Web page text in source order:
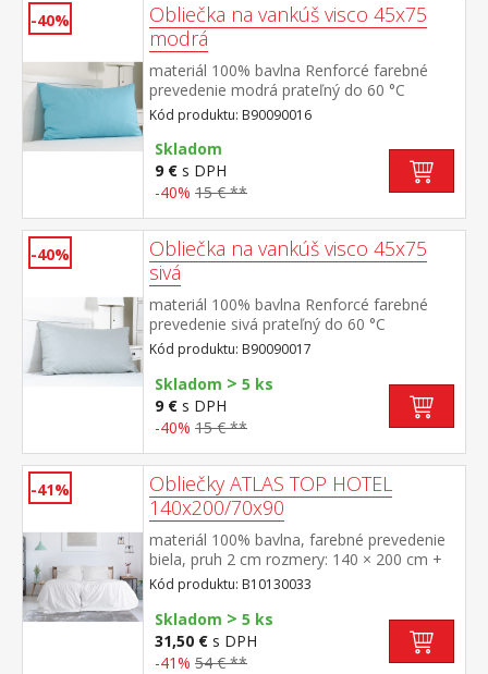
-40%
Obliečka na vankúš visco 45x75
modrá
materiál 100% bavlna Renforcé farebné
prevedenie modrá prateľný do 60 °C
Kód produktu: B90090016
Skladom
9 € s DPH
-40% 15 € **
-40%
Obliečka na vankúš visco 45x75
sivá
materiál 100% bavlna Renforcé farebné
prevedenie sivá prateľný do 60 °C
Kód produktu: B90090017
Skladom > 5 ks
9 € s DPH
-40% 15 € **
-41%
Obliečky ATLAS TOP HOTEL
140x200/70x90
materiál 100% bavlna, farebné prevedenie
biela, pruh 2 cm rozmery: 140 × 200 cm +
70 × 90 cm odolné, nezrážavá úprava,
hotelový uzáver prateľné do 60 °C
Kód produktu: B10130033
Skladom > 5 ks
31,50 € s DPH
-41% 54 € **